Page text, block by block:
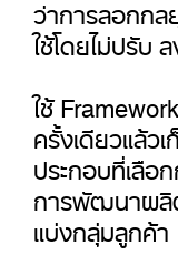
ว่าการลอกก
ใช้โดยไม่ปรับ
ใช้
ครั้งเดียวแล้ว
ประกอบที่เลือ
การพัฒนาผลิ
แบ่งกลุ่มลูกค้า